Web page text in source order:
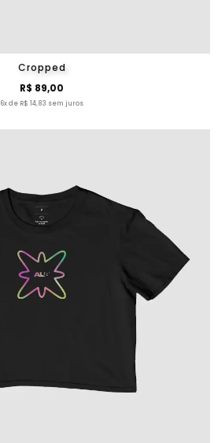
Cropped
R$ 89,00
6x de R$ 14,83 sem juros